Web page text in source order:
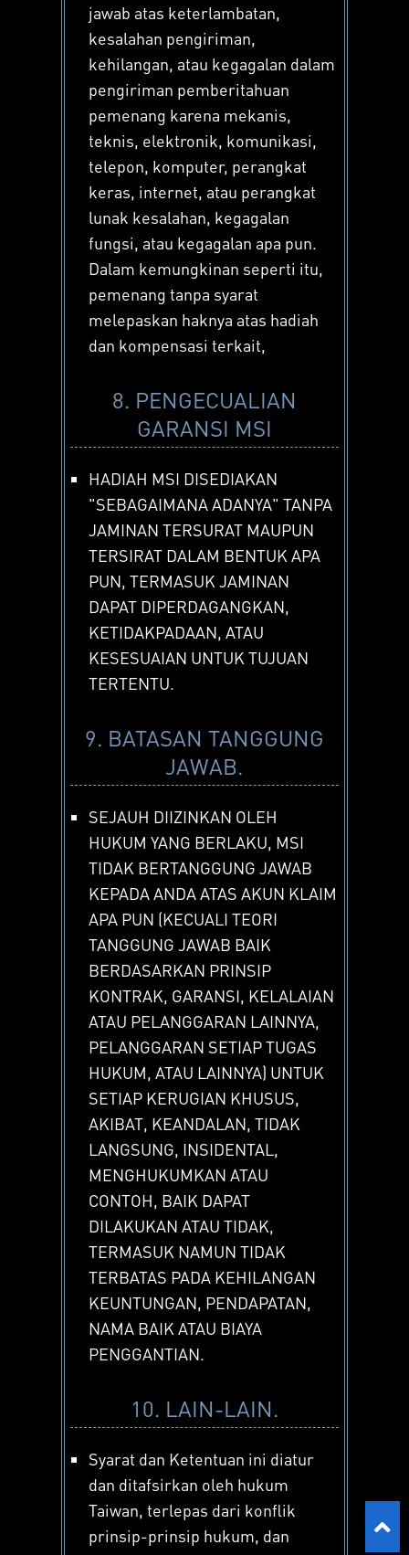
jawab atas keterlambatan,
kesalahan pengiriman,
kehilangan, atau kegagalan dalam
pengiriman pemberitahuan
pemenang karena mekanis,
teknis, elektronik, komunikasi,
telepon, komputer, perangkat
keras, internet, atau perangkat
lunak kesalahan, kegagalan
fungsi, atau kegagalan apa pun.
Dalam kemungkinan seperti itu,
pemenang tanpa syarat
melepaskan haknya atas hadiah
dan kompensasi terkait,
8. PENGECUALIAN
GARANSI MSI
HADIAH MSI DISEDIAKAN
"SEBAGAIMANA ADANYA" TANPA
JAMINAN TERSURAT MAUPUN
TERSIRAT DALAM BENTUK APA
PUN, TERMASUK JAMINAN
DAPAT DIPERDAGANGKAN,
KETIDAKPADAAN, ATAU
KESESUAIAN UNTUK TUJUAN
TERTENTU.
9. BATASAN TANGGUNG
JAWAB.
SEJAUH DIIZINKAN OLEH
HUKUM YANG BERLAKU, MSI
TIDAK BERTANGGUNG JAWAB
KEPADA ANDA ATAS AKUN KLAIM
APA PUN (KECUALI TEORI
TANGGUNG JAWAB BAIK
BERDASARKAN PRINSIP
KONTRAK, GARANSI, KELALAIAN
ATAU PELANGGARAN LAINNYA,
PELANGGARAN SETIAP TUGAS
HUKUM, ATAU LAINNYA) UNTUK
SETIAP KERUGIAN KHUSUS,
AKIBAT, KEANDALAN, TIDAK
LANGSUNG, INSIDENTAL,
MENGHUKUMKAN ATAU
CONTOH, BAIK DAPAT
DILAKUKAN ATAU TIDAK,
TERMASUK NAMUN TIDAK
TERBATAS PADA KEHILANGAN
KEUNTUNGAN, PENDAPATAN,
NAMA BAIK ATAU BIAYA
PENGGANTIAN.
10. LAIN-LAIN.
Syarat dan Ketentuan ini diatur
dan ditafsirkan oleh hukum
Taiwan, terlepas dari konflik
prinsip-prinsip hukum, dan